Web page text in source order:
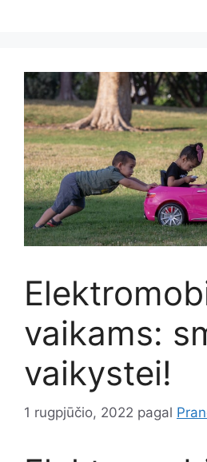
vaikams:
vaikystei!
1 rugpjūčio, 2022 pagal